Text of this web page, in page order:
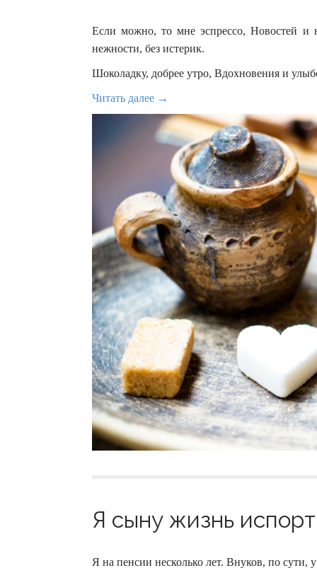
Если можно, то мне эспрессо, Новостей и
нежности, без истерик.
Шоколадку, добрее утро, Вдохновения и
Читать далее →
Я сыну жизнь
Я на пенсии несколько лет. Внуков, по сути,